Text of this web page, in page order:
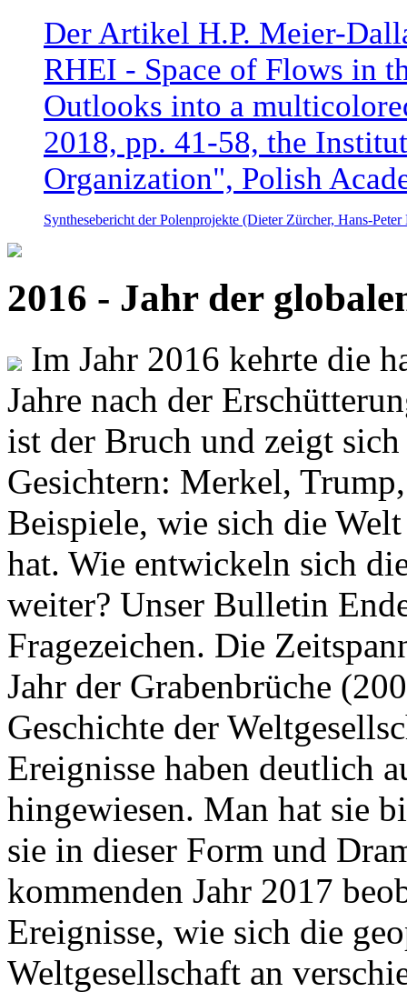
Der Artikel H.P. Meier-
RHEI - Space of Flows in
Outlooks into a
2018, pp. 41-58, the
Organization", Polish
Synthesebericht der Polenprojekte (Dieter Zürcher, Hans-
2016 - Jahr der
Im Jahr 2016 kehrte die
Jahre nach der
ist der Bruch und zeigt
Gesichtern: Merkel,
Beispiele, wie sich die
hat. Wie entwickeln sich
weiter? Unser Bulletin
Fragezeichen. Die
Jahr der Grabenbrüche
Geschichte der
Ereignisse haben deutlich
hingewiesen. Man hat sie
sie in dieser Form und
kommenden Jahr 2017
Ereignisse, wie sich die
Weltgesellschaft an